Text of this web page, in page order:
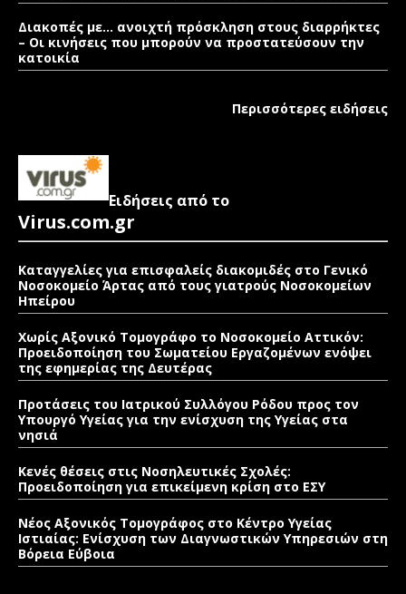
Διακοπές με… ανοιχτή πρόσκληση στους διαρρήκτες
– Οι κινήσεις που μπορούν να προστατεύσουν την
κατοικία
Περισσότερες ειδήσεις
Ειδήσεις από το
Virus.com.gr
Καταγγελίες για επισφαλείς διακομιδές στο Γενικό
Νοσοκομείο Άρτας από τους γιατρούς Νοσοκομείων
Ηπείρου
Χωρίς Αξονικό Τομογράφο το Νοσοκομείο Αττικόν:
Προειδοποίηση του Σωματείου Εργαζομένων ενόψει
της εφημερίας της Δευτέρας
Προτάσεις του Ιατρικού Συλλόγου Ρόδου προς τον
Υπουργό Υγείας για την ενίσχυση της Υγείας στα
νησιά
Κενές θέσεις στις Νοσηλευτικές Σχολές:
Προειδοποίηση για επικείμενη κρίση στο ΕΣΥ
Νέος Αξονικός Τομογράφος στο Κέντρο Υγείας
Ιστιαίας: Ενίσχυση των Διαγνωστικών Υπηρεσιών στη
Βόρεια Εύβοια